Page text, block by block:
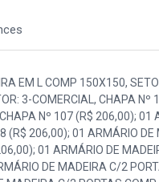
SETOR: 1-ADMINISTRATIVO, CHAPA Nº 214 (R$ 206,00); 01 ARMÁRIO DE MADEIRA C/2 PORTAS COMP 80X45X160, SETOR: 1-ADMINISTRATIVO, CHAPA Nº 215 (R$ 206,00); 01 ARMÁRIO DE MADEIRA C/2 PORTAS COMP 80X45X160, SETOR: 1-ADMINISTRATIVO, CHAPA Nº 216 (R$ 206,00); 01 TELEFONE COMUM MARCA SIEMENS MOD EUROSET 3005, SETOR: 1-ADMINISTRATIVO, CHAPA Nº 221 (R$ 11,00); 01 TELEFONE COMUM MARCA SIEMENS MOD EUROSET 3005, SETOR: 1-ADMINISTRATIVO, CHAPA Nº 222 (R$ 11,00); 01 TELEFONE COMUM MARCA SIEMENS MOD EUROSET 3005, SETOR: 1-ADMINISTRATIVO, CHAPA Nº 223 (R$ 11,00); 01 TELEFONE COMUM MARCA SIEMENS MOD EUROSET 3005, SETOR: 1-ADMINISTRATIVO, CHAPA Nº 224 (R$ 11,00); 01 TELEFONE COMUM MARCA SIEMENS MOD EUROSET 3005, SETOR: 1-ADMINISTRATIVO, CHAPA Nº 225 (R$ 11,00); 01 CADEIRA FIXA COURVIN PRETO MARCA FLEXFORM, SETOR: 3-COMERCIAL, CHAPA Nº 239 (R$ 113,00); 01 CADEIRA FIXA COURVIN PRETO MARCA FLEXFORM, SETOR: 3-COMERCIAL, CHAPA Nº 240 (R$ 113,00); 01 CADEIRA FIXA COURVIN PRETO MARCA FLEXFORM, SETOR: 3-COMERCIAL, CHAPA Nº 241 (R$ 113,00); 01 CADEIRA FIXA COURVIN PRETO MARCA FLEXFORM, SETOR: 3-COMERCIAL, CHAPA Nº 242 (R$ 113,00); 01 CADEIRA FIXA COURVIN PRETO MARCA FLEXFORM, SETOR: 3-COMERCIAL, CHAPA Nº 243 (R$ 113,00); 01 MESA DE MADEIRA COMP 100X60, SETOR: 1-ADMINISTRATIVO, CHAPA Nº 245 (R$ 67,00); 01 ARMÁRIO DE MADEIRA C/2 PORTAS BAIXO COMP 80X50, SETOR: 1-ADMINISTRATIVO, CHAPA Nº 246 (R$ 154,00); 01 MESA DE MADEIRA EM L TIPO GOTA COMP 150X170, SETOR: 5-DIRETORIA, CHAPA Nº 248 (R$ 190,00); 01 ARMÁRIO DE MADEIRA C/2 PORTAS BAIXO, SETOR: 5-DIRETORIA, CHAPA Nº 249 (R$ 154,00); 01 ARMÁRIO DE MADEIRA C/2 PORTAS COMP 150X150, SETOR: 5-DIRETORIA, CHAPA Nº 251 (R$ 206,00); 01 ARMÁRIO DE MADEIRA C/2 PORTAS COMP 150X150, SETOR: 5-DIRETORIA, CHAPA Nº 252 (R$ 206,00); 01 IMPRESSORA DESKJET D2460 MARCA HP, SETOR: 5-DIRETORIA, CHAPA Nº 253 (R$ 81,00); 01 IMPRESSORA DESKJET 5940 MARCA HP, SETOR: 5-DIRETORIA, CHAPA Nº 254 (R$ 85,00); 01 MESA DE MADEIRA C/TAMPO REDONDO COMP 120X, SETOR: 5-DIRETORIA, CHAPA Nº 255 (R$ 75,00); 01 CADEIRA GIRATÓRIA C/BRAÇOS COURVIN PRETO MARCA MARELLI, SETOR: 5-DIRETORIA, CHAPA Nº 261 (R$ 150,00); 01 CADEIRA GIRATÓRIA C/BRAÇOS COURVIN PRETO MARCA MARELLI, SETOR: 5-DIRETORIA, CHAPA Nº 262 (R$ 150,00); 01 CADEIRA GIRATÓRIA C/BRAÇOS COURVIN PRETO MARCA MARELLI, SETOR: 5-